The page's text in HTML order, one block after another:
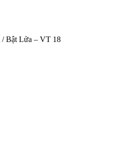
/ Bật Lửa – VT 18